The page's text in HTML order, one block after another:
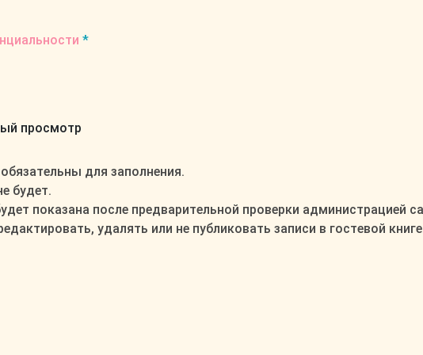
*
для заполнения.
будет.
показана после предварительной проверки администрацией
удалять или не публиковать записи в гостевой